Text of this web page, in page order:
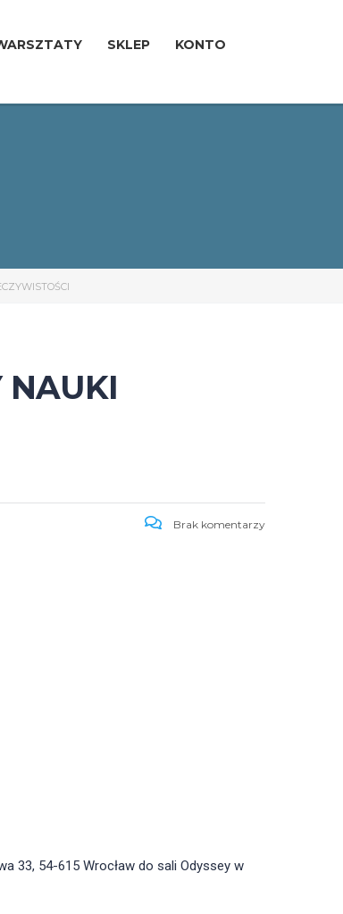
SKLEP KONTO
NAUKI
Brak komentarzy